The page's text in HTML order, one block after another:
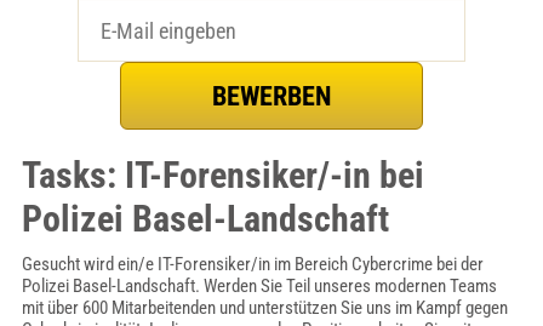
Tasks: IT-Forensiker/-in bei
Polizei Basel-Landschaft
Gesucht wird ein/e IT-Forensiker/in im Bereich Cybercrime bei der
Polizei Basel-Landschaft. Werden Sie Teil unseres modernen Teams
mit über 600 Mitarbeitenden und unterstützen Sie uns im Kampf gegen